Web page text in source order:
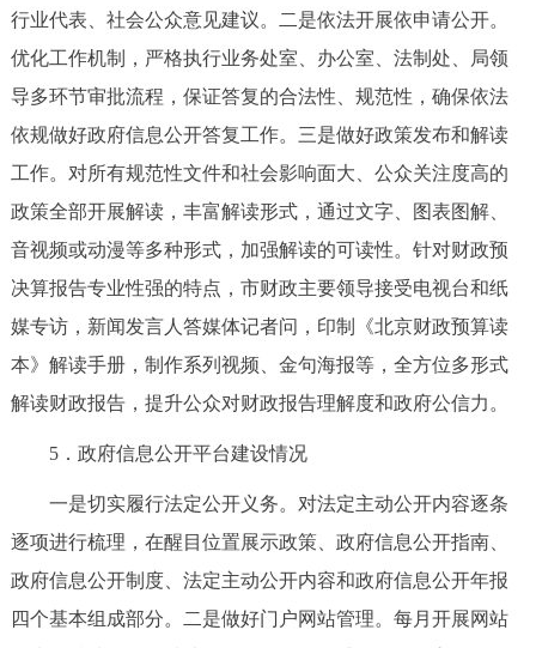
ITALIANO
回到顶部
行业代表、社会公众意见建议。二是依法开展依申请公开。
优化工作机制，严格执行业务处室、办公室、法制处、局领
导多环节审批流程，保证答复的合法性、规范性，确保依法
依规做好政府信息公开答复工作。三是做好政策发布和解读
工作。对所有规范性文件和社会影响面大、公众关注度高的
政策全部开展解读，丰富解读形式，通过文字、图表图解、
音视频或动漫等多种形式，加强解读的可读性。针对财政预
决算报告专业性强的特点，市财政主要领导接受电视台和纸
媒专访，新闻发言人答媒体记者问，印制《北京财政预算读
本》解读手册，制作系列视频、金句海报等，全方位多形式
解读财政报告，提升公众对财政报告理解度和政府公信力。
5．政府信息公开平台建设情况
一是切实履行法定公开义务。对法定主动公开内容逐条
逐项进行梳理，在醒目位置展示政策、政府信息公开指南、
政府信息公开制度、法定主动公开内容和政府信息公开年报
四个基本组成部分。二是做好门户网站管理。每月开展网站